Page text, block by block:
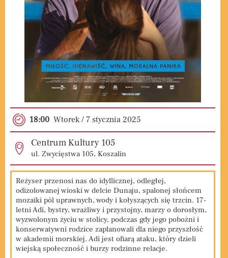
18:00 Wtorek / 7 stycznia 2025
Centrum Kultury 105
ul. Zwycięstwa 105, Koszalin
Reżyser przenosi nas do idyllicznej, odległej,
odizolowanej wioski w delcie Dunaju, spalonej słońcem
mozaiki pól uprawnych, wody i kołyszących się trzcin. 17-
letni Adi, bystry, wrażliwy i przystojny, marzy o dorosłym,
wyzwolonym życiu w stolicy, podczas gdy jego pobożni i
konserwatywni rodzice zaplanowali dla niego przyszłość
w akademii morskiej. Adi jest ofiarą ataku, który dzieli
wiejską społeczność i burzy rodzinne relacje.